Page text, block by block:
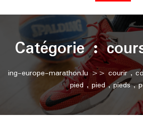
Catégorie :
ing-europe-marathon.lu>> courir,
pied , pied,pieds,